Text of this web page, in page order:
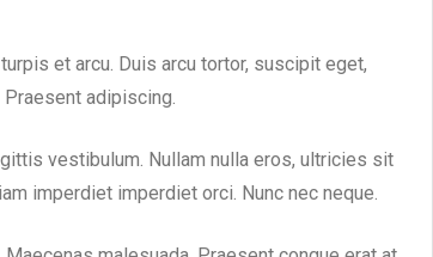
et arcu. Duis arcu tortor, suscipit eget,
adipiscing.
vestibulum. Nullam nulla eros, ultricies sit
imperdiet imperdiet orci. Nunc nec neque.